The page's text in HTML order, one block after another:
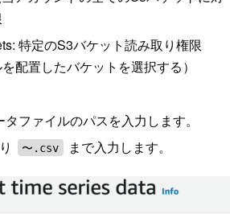
特定のS3バケット読み取り権限
配置したバケットを選択する）
ファイルのパスを入力します。
〜.csv まで入力します。